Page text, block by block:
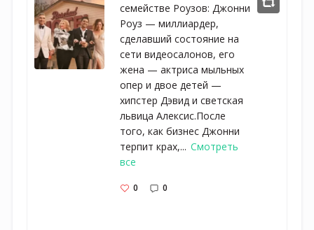
семействе Роузов: Джонни
Роуз — миллиардер,
сделавший состояние на
сети видеосалонов, его
жена — актриса мыльных
опер и двое детей —
хипстер Дэвид и светская
львица Алексис.После
того, как бизнес Джонни
терпит крах,... Смотреть
все
0 0